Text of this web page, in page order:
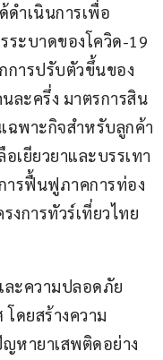
ดำเนินการเพื่อ
ระบาดของโควิด-19
การปรับตัวขึ้นของ
ละครึ่ง มาตรการสิน
ฉพาะกิจสำหรับลูกค้า
เยียวยาและบรรเทา
รฟื้นฟูภาคการท่อง
งการทัวร์เที่ยวไทย
ละความปลอดภัย
ดยสร้างความ
หายาเสพติดอย่าง